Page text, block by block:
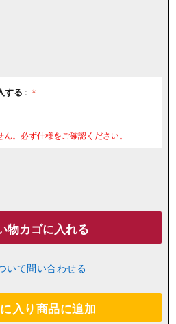
する :
。必ず仕様をご確認ください。
物カゴに入れる
いて問い合わせる
入り商品に追加